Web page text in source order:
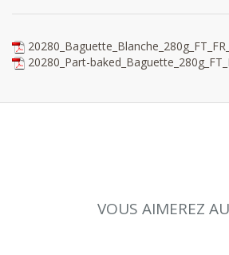
20280_Part-
VOUS AIMEREZ